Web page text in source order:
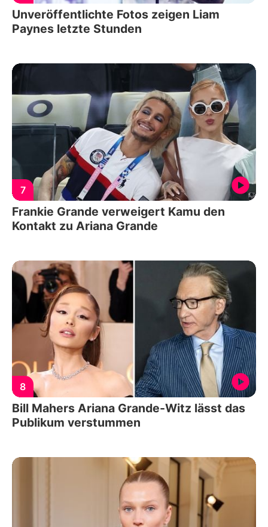
Unveröffentlichte Fotos zeigen Liam
Paynes letzte Stunden
7
Frankie Grande verweigert Kamu den
Kontakt zu Ariana Grande
8
Bill Mahers Ariana Grande-Witz lässt das
Publikum verstummen